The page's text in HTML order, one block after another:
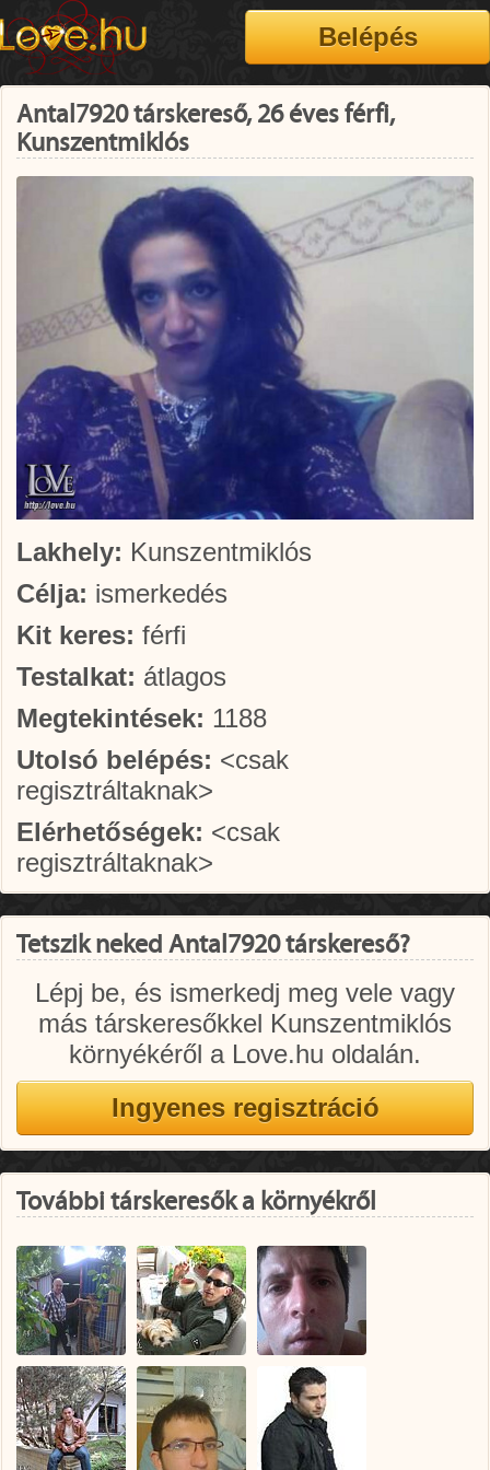
Antal7920 társkereső, 26 éves férfi,
Kunszentmiklós
Lakhely: Kunszentmiklós
Célja: ismerkedés
Kit keres: férfi
Testalkat: átlagos
Megtekintések: 1188
Utolsó belépés: <csak
regisztráltaknak>
Elérhetőségek: <csak
regisztráltaknak>
Tetszik neked Antal7920 társkereső?
Lépj be, és ismerkedj meg vele vagy
más társkeresőkkel Kunszentmiklós
környékéről a Love.hu oldalán.
További társkeresők a környékről